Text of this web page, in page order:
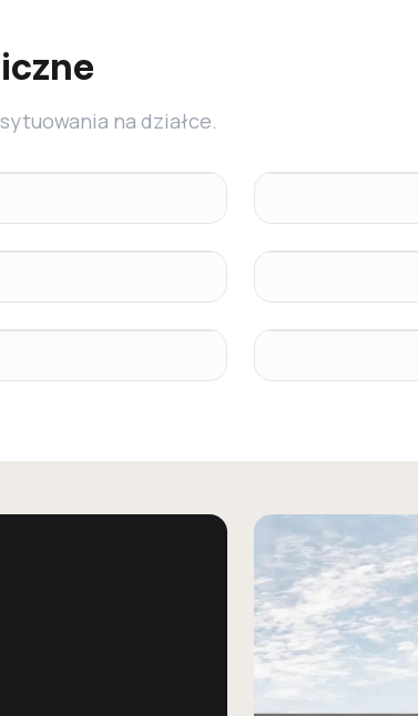
na działce.